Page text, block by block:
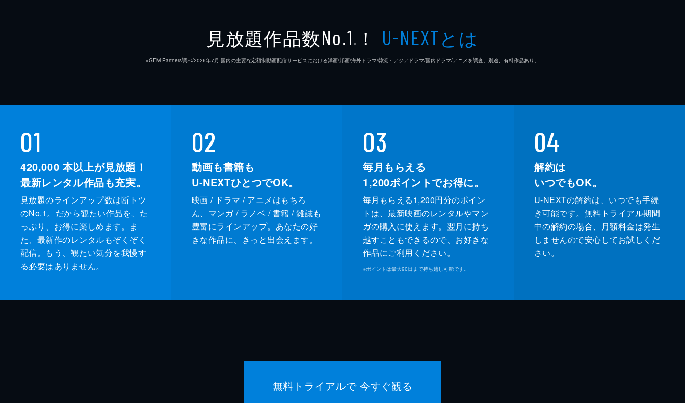
見放題作品数No.1 ※ ！ U-NEXTとは
※GEM Partners調べ/2026年7⽉ 国内の主要な定額制動画配信サービスにおける洋画/邦画/海外ドラマ/韓流・アジアドラマ/国内ドラマ/アニメを調査。別途、有料作品あり。
01
420,000 本以上が見放題！
最新レンタル作品も充実。
見放題のラインアップ数は断トツ
のNo.1。だから観たい作品を、た
っぷり、お得に楽しめます。ま
た、最新作のレンタルもぞくぞく
配信。もう、観たい気分を我慢す
る必要はありません。
02
動画も書籍も
U-NEXTひとつでOK。
映画 / ドラマ / アニメはもちろ
ん、マンガ / ラノベ / 書籍 / 雑誌も
豊富にラインアップ。あなたの好
きな作品に、きっと出会えます。
03
毎月もらえる
1,200ポイントでお得に。
毎月もらえる1,200円分のポイン
トは、最新映画のレンタルやマン
ガの購入に使えます。翌月に持ち
越すこともできるので、お好きな
作品にご利用ください。
※ポイントは最大90日まで持ち越し可能です。
04
解約は
いつでもOK。
U-NEXTの解約は、いつでも手続
き可能です。無料トライアル期間
中の解約の場合、月額料金は発生
しませんので安心してお試しくだ
さい。
無料トライアルで 今すぐ観る